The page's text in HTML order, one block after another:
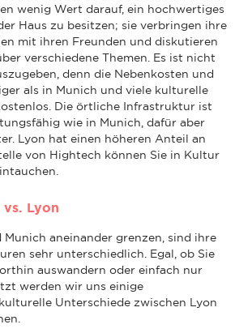
wenig Wert darauf, ein hochwertiges
Haus zu besitzen; sie verbringen ihre
mit ihren Freunden und diskutieren
verschiedene Themen. Es ist nicht
denn die Nebenkosten und
als in Munich und viele kulturelle
Die örtliche Infrastruktur ist
wie in Munich, dafür aber
Lyon hat einen höheren Anteil an
von Hightech können Sie in Kultur
Lyon
aneinander grenzen, sind ihre
sehr unterschiedlich. Egal, ob Sie
auswandern oder einfach nur
werden wir uns einige
Unterschiede zwischen Lyon